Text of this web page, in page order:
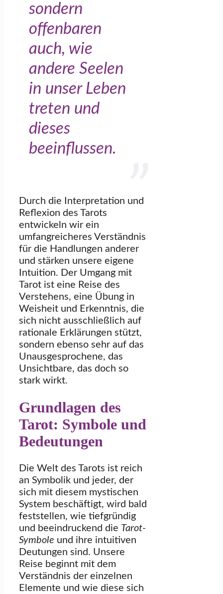
sondern
offenbaren
auch, wie
andere Seelen
in unser Leben
treten und
dieses
beeinflussen.
Durch die Interpretation und
Reflexion des Tarots
entwickeln wir ein
umfangreicheres Verständnis
für die Handlungen anderer
und stärken unsere eigene
Intuition. Der Umgang mit
Tarot ist eine Reise des
Verstehens, eine Übung in
Weisheit und Erkenntnis, die
sich nicht ausschließlich auf
rationale Erklärungen stützt,
sondern ebenso sehr auf das
Unausgesprochene, das
Unsichtbare, das doch so
stark wirkt.
Grundlagen des
Tarot: Symbole und
Bedeutungen
Die Welt des Tarots ist reich
an Symbolik und jeder, der
sich mit diesem mystischen
System beschäftigt, wird bald
feststellen, wie tiefgründig
und beeindruckend die Tarot-
Symbole und ihre intuitiven
Deutungen sind. Unsere
Reise beginnt mit dem
Verständnis der einzelnen
Elemente und wie diese sich